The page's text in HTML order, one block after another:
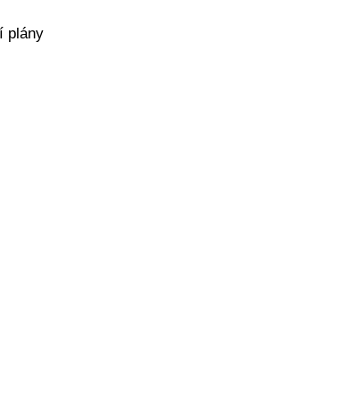
plány